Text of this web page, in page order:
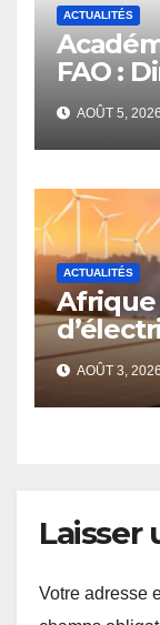
ACTUALITÉS
FAO :
surAOÛT 5, 2026
ACTUALITÉS
Afrique
2030
AOÛT 3, 2026
Laisser
Votre adresse